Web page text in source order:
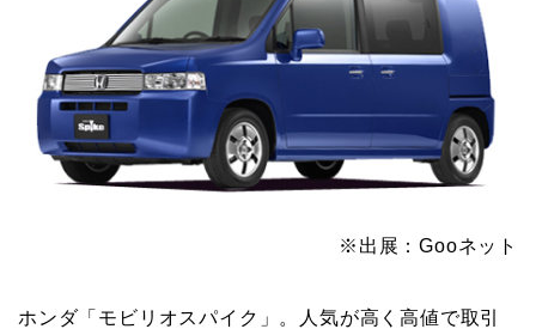
※出展：Gooネット
ホンダ「モビリオスパイク」。人気が高く高値で取引